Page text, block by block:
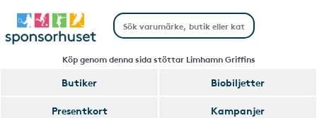
Köp genom denna sida stöttar Limhamn Griffins
Butiker
Biobiljetter
Presentkort
Kampanjer